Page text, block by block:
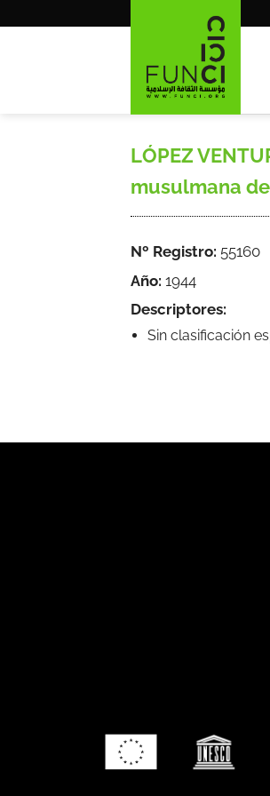
LÓPEZ
musulmana de
Nº Registro: 55160
Año: 1944
Descriptores:
Sin clasificación